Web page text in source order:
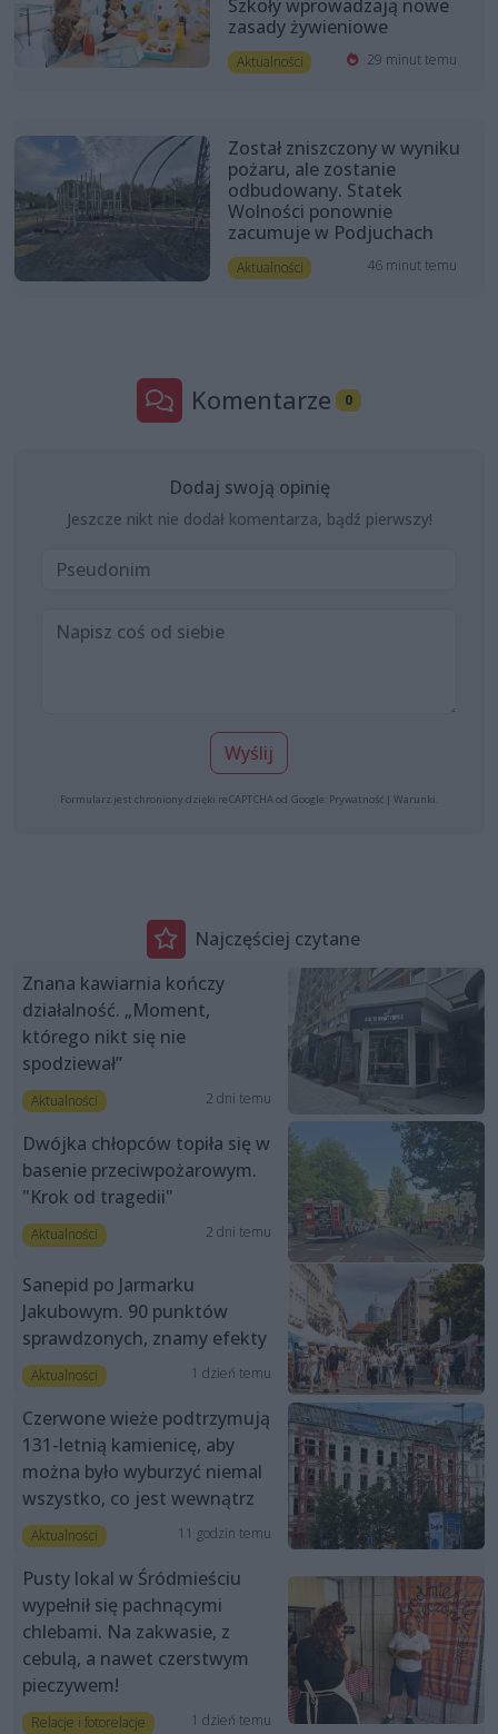
Szkoły wprowadzają nowe
zasady żywieniowe
Aktualności 29 minut temu
Został zniszczony w wyniku
pożaru, ale zostanie
odbudowany. Statek
Wolności ponownie
zacumuje w Podjuchach
Aktualności 46 minut temu
Komentarze 0
Dodaj swoją opinię
Jeszcze nikt nie dodał komentarza, bądź pierwszy!
Wyślij
Formularz jest chroniony dzięki reCAPTCHA od Google: Prywatność | Warunki
Najczęściej czytane
Znana kawiarnia kończy
działalność. „Moment,
którego nikt się nie
spodziewał”
Aktualności 2 dni temu
Dwójka chłopców topiła się w
basenie przeciwpożarowym.
"Krok od tragedii"
Aktualności 2 dni temu
Sanepid po Jarmarku
Jakubowym. 90 punktów
sprawdzonych, znamy efekty
Aktualności 1 dzień temu
Czerwone wieże podtrzymują
131-letnią kamienicę, aby
można było wyburzyć niemal
wszystko, co jest wewnątrz
Aktualności 11 godzin temu
Pusty lokal w Śródmieściu
wypełnił się pachnącymi
chlebami. Na zakwasie, z
cebulą, a nawet czerstwym
pieczywem!
Relacje i fotorelacje 1 dzień temu